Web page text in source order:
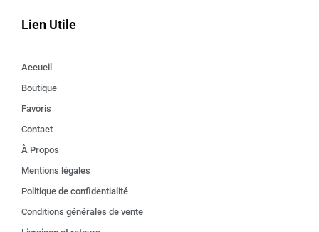
Lien Utile
Accueil
Boutique
Favoris
Contact
À Propos
Mentions légales
Politique de confidentialité
Conditions générales de vente